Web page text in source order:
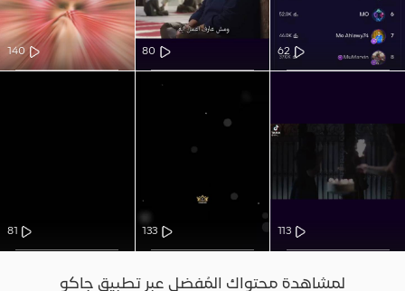
62
80
140
113
133
81
لمشاهدة محتواك المُفضل عبر تطبيق جاكو